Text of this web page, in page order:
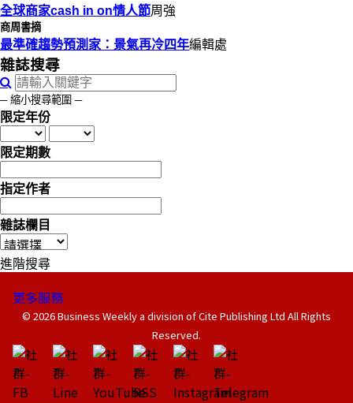
全球商家cash in on情人節周強
商周書摘
最準確趨勢預測家：景氣再冷四年編輯處
雜誌搜尋
─ 縮小搜尋範圍 ─
限定年份
限定期數
指定作者
雜誌欄目
進階搜尋
更多服務
© 2026 Business Weekly a division of Cite Publishing Ltd All Rights
Reserved.